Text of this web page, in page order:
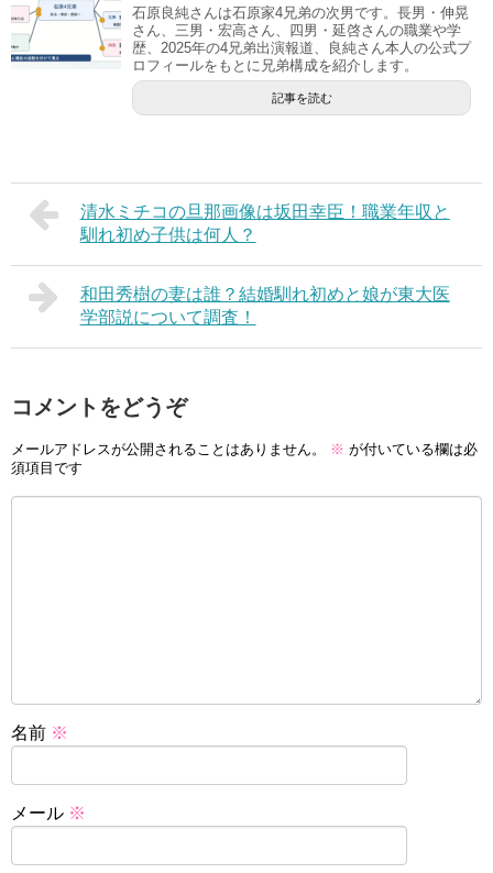
石原良純さんは石原家4兄弟の次男です。長男・伸晃
さん、三男・宏高さん、四男・延啓さんの職業や学
歴、2025年の4兄弟出演報道、良純さん本人の公式プ
ロフィールをもとに兄弟構成を紹介します。
記事を読む
清水ミチコの旦那画像は坂田幸臣！職業年収と
馴れ初め子供は何人？
和田秀樹の妻は誰？結婚馴れ初めと娘が東大医
学部説について調査！
コメントをどうぞ
メールアドレスが公開されることはありません。 ※ が付いている欄は必
須項目です
名前 ※
メール ※